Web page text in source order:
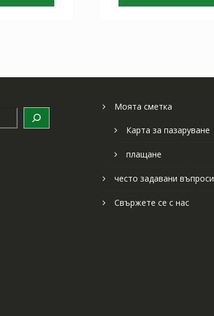
Моята сметка
Карта за пазаруване
плащане
често задавани въпроси
Свържете се с нас